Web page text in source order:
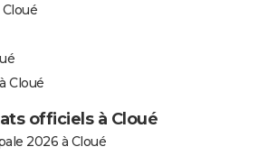
Cloué
officiels à Cloué
2026 à Cloué